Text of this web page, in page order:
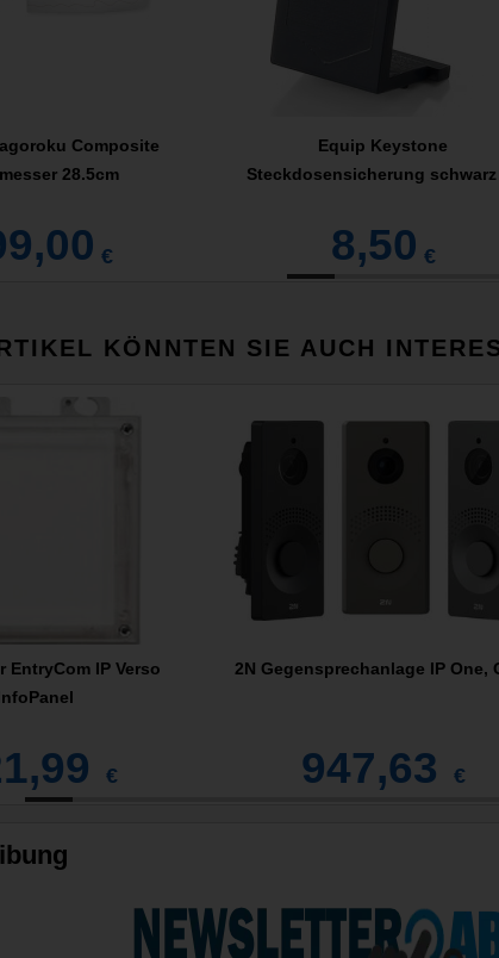
Composite
28.5cm
€
Equip Keystone
Steckdosensicherung schwarz
8,50 €
KÖNNTEN SIE AUCH
EntryCom IP Verso
€
2N Gegensprechanlage IP One,
947,63 €